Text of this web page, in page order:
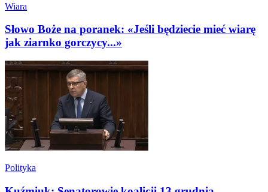
Wiara
Słowo Boże na poranek: «Jeśli będziecie mieć wiarę
jak ziarnko gorczycy...»
Polityka